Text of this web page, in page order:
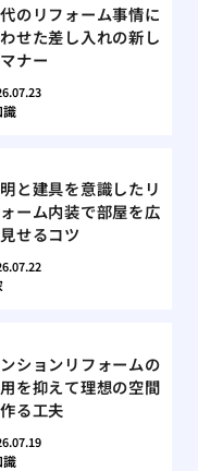
のリフォーム事情に
せた差し入れの新し
ナー
識
と建具を意識したリ
ーム内装で部屋を広
せるコツ
ションリフォームの
を抑えて理想の空間
る工夫
識